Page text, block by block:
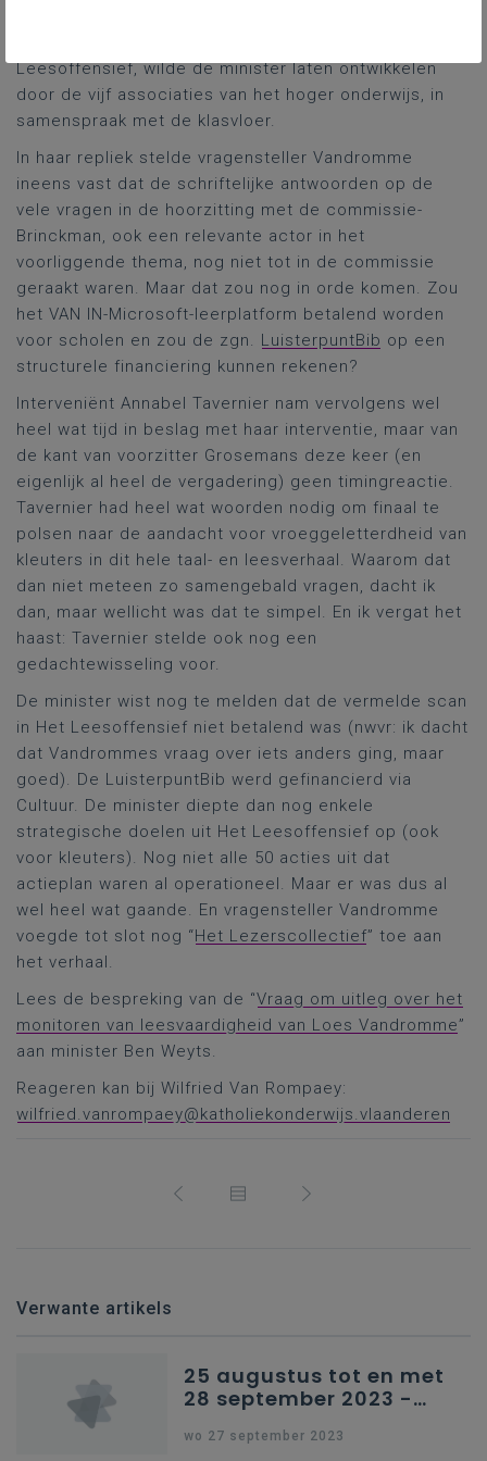
Leesoffensief, wilde de minister laten ontwikkelen
door de vijf associaties van het hoger onderwijs, in
samenspraak met de klasvloer.
In haar repliek stelde vragensteller Vandromme
ineens vast dat de schriftelijke antwoorden op de
vele vragen in de hoorzitting met de commissie-
Brinckman, ook een relevante actor in het
voorliggende thema, nog niet tot in de commissie
geraakt waren. Maar dat zou nog in orde komen. Zou
het VAN IN-Microsoft-leerplatform betalend worden
voor scholen en zou de zgn. LuisterpuntBib op een
structurele financiering kunnen rekenen?
Interveniënt Annabel Tavernier nam vervolgens wel
heel wat tijd in beslag met haar interventie, maar van
de kant van voorzitter Grosemans deze keer (en
eigenlijk al heel de vergadering) geen timingreactie.
Tavernier had heel wat woorden nodig om finaal te
polsen naar de aandacht voor vroeggeletterdheid van
kleuters in dit hele taal- en leesverhaal. Waarom dat
dan niet meteen zo samengebald vragen, dacht ik
dan, maar wellicht was dat te simpel. En ik vergat het
haast: Tavernier stelde ook nog een
gedachtewisseling voor.
De minister wist nog te melden dat de vermelde scan
in Het Leesoffensief niet betalend was (nwvr: ik dacht
dat Vandrommes vraag over iets anders ging, maar
goed). De LuisterpuntBib werd gefinancierd via
Cultuur. De minister diepte dan nog enkele
strategische doelen uit Het Leesoffensief op (ook
voor kleuters). Nog niet alle 50 acties uit dat
actieplan waren al operationeel. Maar er was dus al
wel heel wat gaande. En vragensteller Vandromme
voegde tot slot nog “Het Lezerscollectief” toe aan
het verhaal.
Lees de bespreking van de “Vraag om uitleg over het
monitoren van leesvaardigheid van Loes Vandromme”
aan minister Ben Weyts.
Reageren kan bij Wilfried Van Rompaey:
wilfried.vanrompaey@katholiekonderwijs.vlaanderen
Verwante artikels
25 augustus tot en met
28 september 2023 -
wo 27 september 2023